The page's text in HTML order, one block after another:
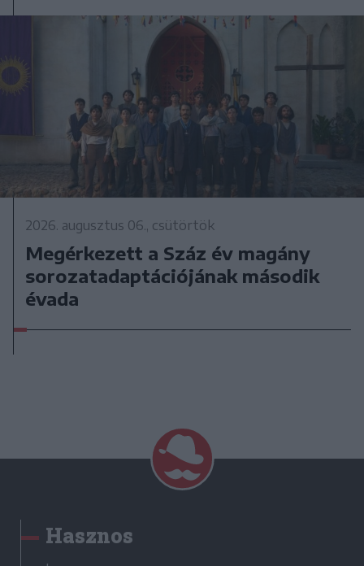
2026. augusztus 06., csütörtök
Megérkezett a Száz év magány
sorozatadaptációjának második
évada
Hasznos